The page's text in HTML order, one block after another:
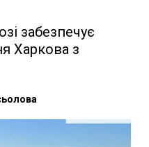
забезпечує
Харкова з